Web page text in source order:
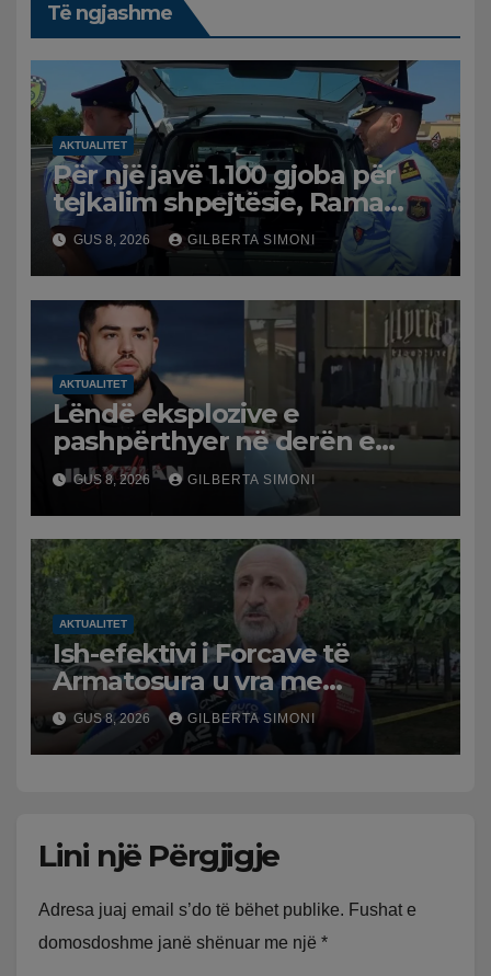
Të ngjashme
AKTUALITET
Për një javë 1.100 gjoba për
tejkalim shpejtësie, Rama
publikon videon: Kamerat e
trafikut së shpejti në
funksion
GUS 8, 2026 GILBERTA SIMONI
AKTUALITET
Lëndë eksplozive e
pashpërthyer në derën e
dyqanit të Noizyt në Durrës,
policia nis hetimet për
ngjarjen
GUS 8, 2026 GILBERTA SIMONI
AKTUALITET
Ish-efektivi i Forcave të
Armatosura u vra me
kallashnikov nga shoku i
fëmijërisë, zv. drejtori i
Hetimit: Kishin konflikt të
GUS 8, 2026 GILBERTA SIMONI
Lini një Përgjigje
Adresa juaj email s’do të bëhet publike. Fushat e
domosdoshme janë shënuar me një *